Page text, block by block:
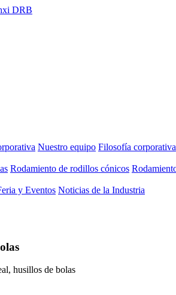
Nuestro equipo Filosofía corporativa
Rodamiento de rodillos cónicos
y Eventos Noticias de la Industria
husillos de bolas